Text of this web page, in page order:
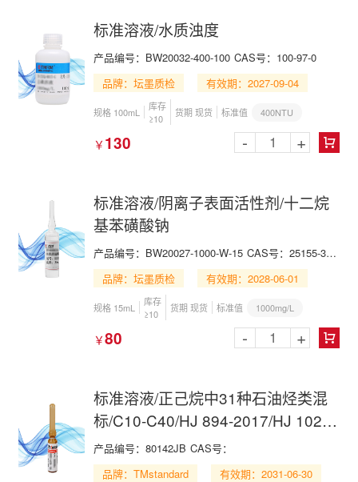
标准溶液/水质浊度
产品编号：BW20032-400-100 CAS号：100-97-0
品牌：坛墨质检
有效期：2027-09-04
规格 100mL
库存
≥10
货期 现货 标准值 400NTU
￥ 130 
- +
标准溶液/阴离子表面活性剂/十二烷
基苯磺酸钠
产品编号：BW20027-1000-W-15 CAS号：25155-30-0
品牌：坛墨质检
有效期：2028-06-01
规格 15mL
库存
≥10
货期 现货 标准值 1000mg/L
￥80 
- +
标准溶液/正己烷中31种石油烃类混
标/C10-C40/HJ 894-2017/HJ 1021-
2019/31 N-alkane(C10-C40) Mix in
n-Hexane
产品编号：80142JB CAS号：
品牌：TMstandard
有效期：2031-06-30